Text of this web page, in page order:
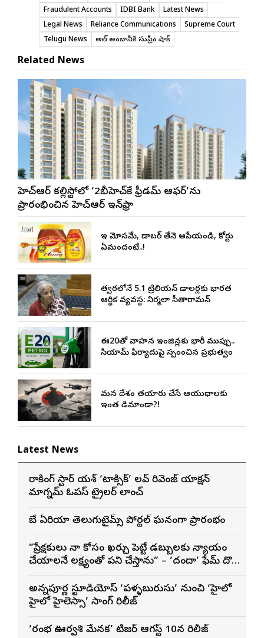
Fraudulent Accounts
IDBI Bank
Latest News
Legal News
Reliance Communications
Supreme Court
Telugu News
అనిల్ అంబానీకి సుప్రీం షాక్
Related News
జీహెచ్ఆర్ కల్లిస్టోలో ‘2బీహెచ్‌కే ఫ్రీడమ్ ఆఫర్’ను
ప్రారంభించిన జీహెచ్ఆర్ ఇన్‌ఫ్రా
ఇది మోసమే, డాబర్‌ తేనె ఆపేయండి, కోర్టు
ఏమందంటే..!
త్వరలోనే 5.1 ట్రిలియన్ డాలర్లకు భారత
ఆర్థిక వ్యవస్థ: నిర్మలా సీతారామన్
ఈ20తో వాహన ఇంజిన్లకు భారీ ముప్పు..
సియామ్ ఫిర్యాదుపై స్పందించిన ప్రభుత్వం
మన దేశం తయారు చేసే ఆయుధాలకు
ఇంత డిమాండా?!
Latest News
రాకింగ్ స్టార్ యశ్ ‘టాక్సిక్’ లవ్ రివెంజ్ యాక్షన్
మాగ్నమ్ ఓపస్‌ ట్రైలర్ లాంచ్
బే ఏరియా తెలుగుటైమ్స్ పోర్టల్ ఘనంగా ప్రారంభం
”ప్రేక్షకులు నా కోసం ఖర్చు పెట్టే డబ్బులకు న్యాయం
చేయాలనే లక్ష్యంతో పని చేస్తాను” – ‘దందా’ ఫేమ్ దొర
అన్నపూర్ణ స్టూడియోస్ ‘పళ్ళబురుసు’ నుంచి ‘హైలో
హైలో హైలెస్సా’ సాంగ్ రిలీజ్
‘రంభ ఊర్వశి మేనక’ టీజర్ ఆగస్ట్ 10న రిలీజ్